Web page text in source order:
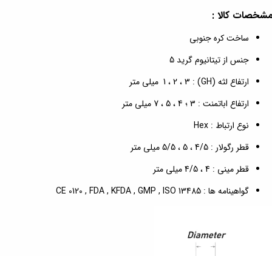
کالا :
ساخت کره جنوبی
جنس از تیتانیوم گرید 5
ارتفاع لثه (GH) : 1 ، 2 ، 3 میلی متر
ارتفاع اباتمنت : 3 ؛ 4 ، 5 ، 7 میلی متر
نوع ارتباط : Hex
قطر رگولار : 4/5 ، 5 ، 5/5 میلی متر
قطر مینی : 4 ، 4/5 میلی متر
گواهینامه ها : CE 0120 , FDA , KFDA , GMP , ISO 13485